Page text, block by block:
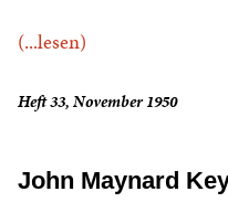
(...lesen)
Heft 33, November 1950
John Maynard